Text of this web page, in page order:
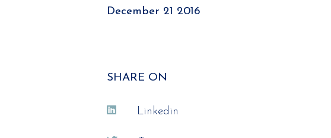
December 21 2016
SHARE ON
Linkedin